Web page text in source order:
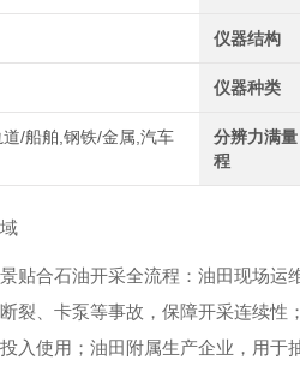
仪器结构
仪器种类
/船舶,钢铁/金属,汽车
分辨力满量
程
贴合石油开采全流程：油田现场运
裂、卡泵等事故，保障开采连续性
入使用；油田附属生产企业，用于